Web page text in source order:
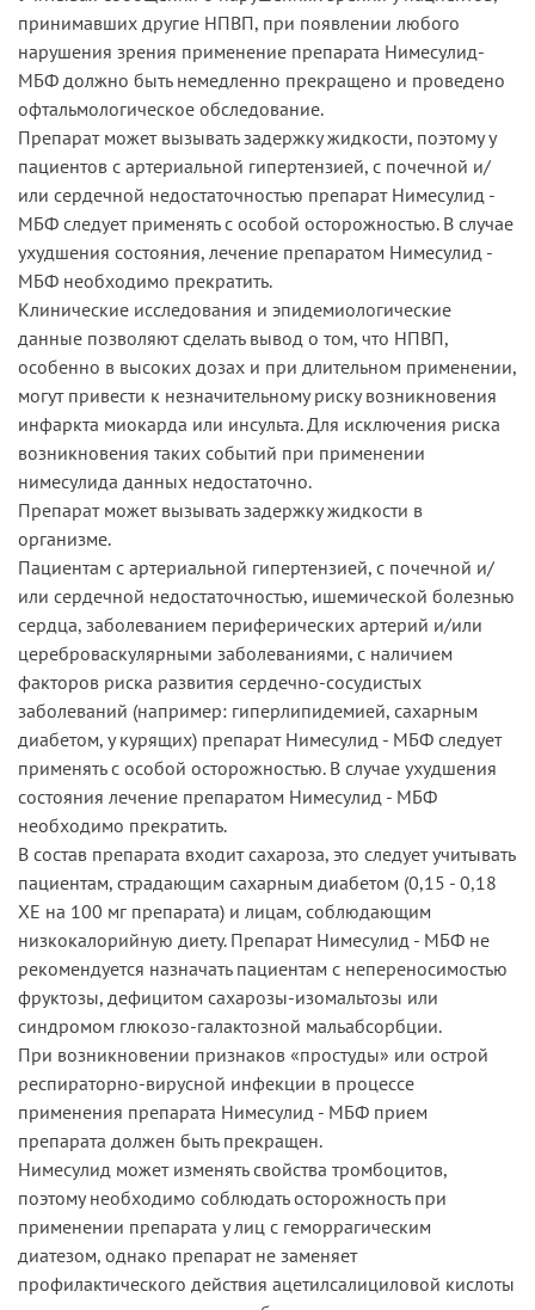
принимавших другие НПВП, при появлении любого
нарушения зрения применение препарата Нимесулид-
МБФ должно быть немедленно прекращено и проведено
офтальмологическое обследование.
Препарат может вызывать задержку жидкости, поэтому у
пациентов с артериальной гипертензией, с почечной и/
или сердечной недостаточностью препарат Нимесулид -
МБФ следует применять с особой осторожностью. В случае
ухудшения состояния, лечение препаратом Нимесулид -
МБФ необходимо прекратить.
Клинические исследования и эпидемиологические
данные позволяют сделать вывод о том, что НПВП,
особенно в высоких дозах и при длительном применении,
могут привести к незначительному риску возникновения
инфаркта миокарда или инсульта. Для исключения риска
возникновения таких событий при применении
нимесулида данных недостаточно.
Препарат может вызывать задержку жидкости в
организме.
Пациентам с артериальной гипертензией, с почечной и/
или сердечной недостаточностью, ишемической болезнью
сердца, заболеванием периферических артерий и/или
цереброваскулярными заболеваниями, с наличием
факторов риска развития сердечно-сосудистых
заболеваний (например: гиперлипидемией, сахарным
диабетом, у курящих) препарат Нимесулид - МБФ следует
применять с особой осторожностью. В случае ухудшения
состояния лечение препаратом Нимесулид - МБФ
необходимо прекратить.
В состав препарата входит сахароза, это следует учитывать
пациентам, страдающим сахарным диабетом (0,15 - 0,18
ХЕ на 100 мг препарата) и лицам, соблюдающим
низкокалорийную диету. Препарат Нимесулид - МБФ не
рекомендуется назначать пациентам с непереносимостью
фруктозы, дефицитом сахарозы-изомальтозы или
синдромом глюкозо-галактозной мальабсорбции.
При возникновении признаков «простуды» или острой
респираторно-вирусной инфекции в процессе
применения препарата Нимесулид - МБФ прием
препарата должен быть прекращен.
Нимесулид может изменять свойства тромбоцитов,
поэтому необходимо соблюдать осторожность при
применении препарата у лиц с геморрагическим
диатезом, однако препарат не заменяет
профилактического действия ацетилсалициловой кислоты